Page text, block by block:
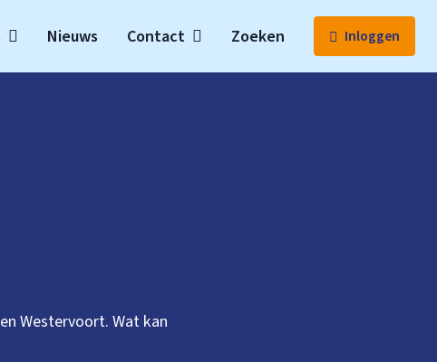
Nieuws Contact Zoeken Inloggen
Westervoort. Wat kan